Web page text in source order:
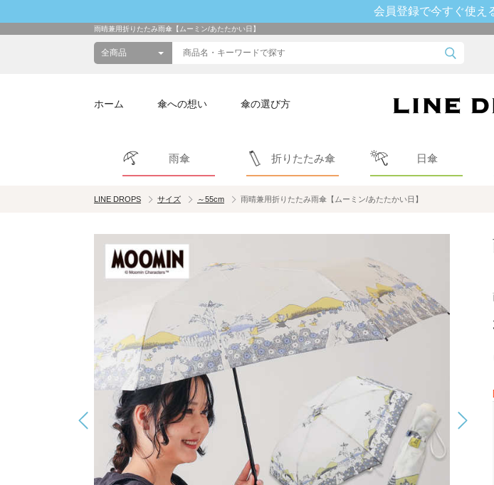
会員登録で今すぐ使え
雨晴兼用折りたたみ雨傘【ムーミン/あたたかい日】
ホーム 傘への想い 傘の選び方
雨傘 折りたたみ傘 日傘
LINE DROPS サイズ ～55cm 雨晴兼用折りたたみ雨傘【ムーミン/あたたかい日】